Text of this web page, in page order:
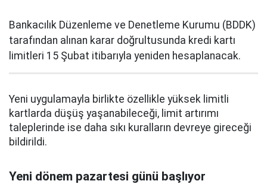
Bankacılık Düzenleme ve Denetleme Kurumu (BDDK)
tarafından alınan karar doğrultusunda kredi kartı
limitleri 15 Şubat itibarıyla yeniden hesaplanacak.
Yeni uygulamayla birlikte özellikle yüksek limitli
kartlarda düşüş yaşanabileceği, limit artırımı
taleplerinde ise daha sıkı kuralların devreye gireceği
bildirildi.
Yeni dönem pazartesi günü başlıyor